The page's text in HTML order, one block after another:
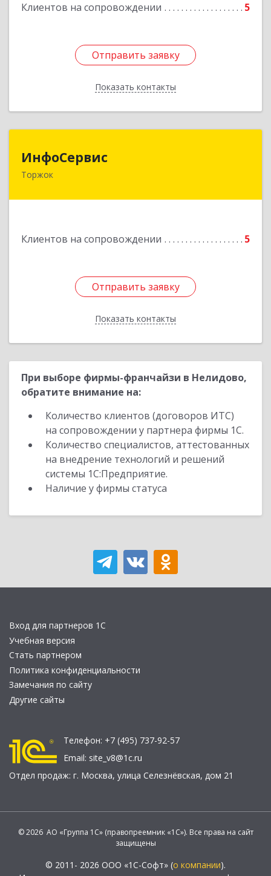
Клиентов на сопровождении 5
Отправить заявку
Показать контакты
Отправить заявку
Назад
ИнфоСервис
Торжок
Клиентов на сопровождении 5
Отправить заявку
Показать контакты
172002, Тверская обл, Торжок г, Радищева ул,
Отправить заявку
Назад
При выборе фирмы-франчайзи в Нелидово,
обратите внимание на:
Количество клиентов (договоров ИТС)
на сопровождении у партнера фирмы 1С.
Количество специалистов, аттестованных
на внедрение технологий и решений
системы 1С:Предприятие.
Наличие у фирмы статуса
Вход для партнеров 1С
Учебная версия
Стать партнером
Политика конфиденциальности
Замечания по сайту
Другие сайты
Телефон: +7 (495) 737-92-57
Email: site_v8@1c.ru
Отдел продаж: г. Москва, улица Селезнёвская, дом 21
© 2026 АО «Группа 1С» (правопреемник «1С»). Все права на сайт
защищены
© 2011- 2026 ООО «1С-Софт» (о компании).